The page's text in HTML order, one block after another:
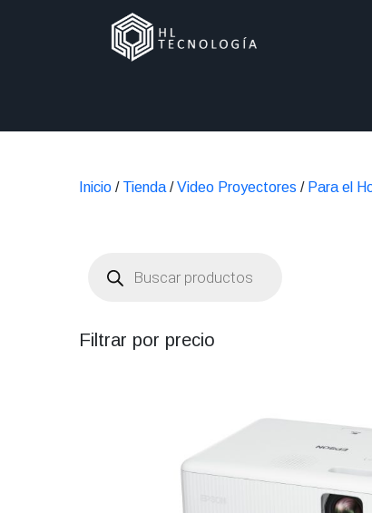
Inicio / Tienda /Video Proyectores / Para el
productos
Filtrar por precio